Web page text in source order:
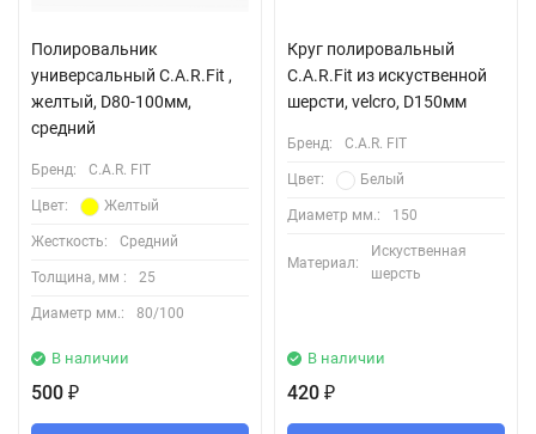
Полировальник
универсальный C.A.R.Fit ,
желтый, D80-100мм,
средний
Бренд: C.A.R. FIT
Цвет: Желтый
Жесткость: Средний
Толщина, мм : 25
Диаметр мм.: 80/100
В наличии
500 ₽
Круг полировальный
C.A.R.Fit из искуственной
шерсти, velcro, D150мм
Бренд: C.A.R. FIT
Цвет: Белый
Диаметр мм.: 150
Материал:
Искуственная
шерсть
В наличии
420 ₽